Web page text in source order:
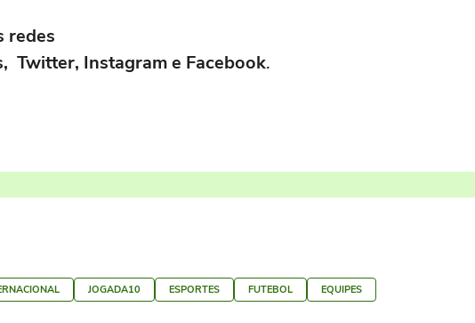
redes
Twitter, Instagram e Facebook.
JOGADA10 ESPORTES FUTEBOL EQUIPES